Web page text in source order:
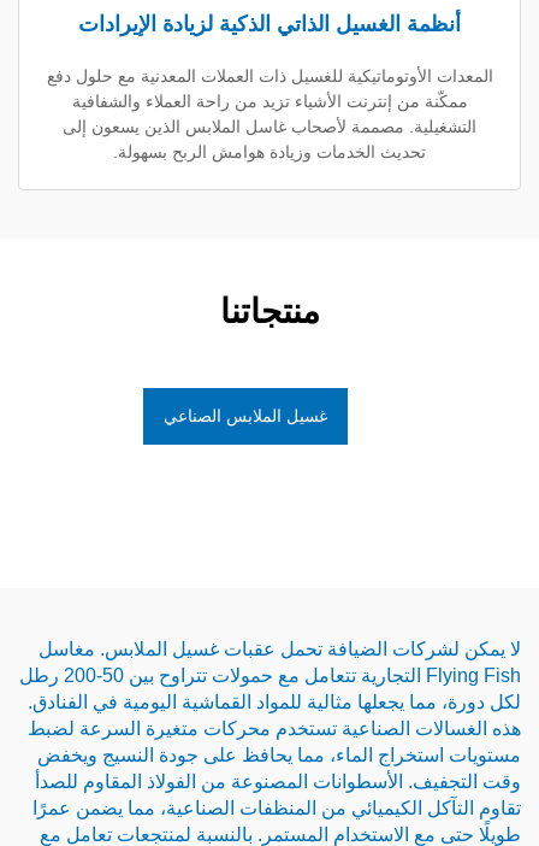
الغسيل الذاتي الذكية لزيادة الإيرادات
للغسيل ذات العملات المعدنية مع حلول دفع
إنترنت الأشياء تزيد من راحة العملاء والشفافية
مصممة لأصحاب غاسل الملابس الذين يسعون إلى
تحديث الخدمات وزيادة هوامش الربح بسهولة.
غسيل الملابس الصناعي
الضيافة تحمل عقبات غسيل الملابس. مغاسل
Flying Fish التجارية تتعامل مع حمولات تتراوح بين 50-200 رطل
يجعلها مثالية للمواد القماشية اليومية في الفنادق.
الصناعية تستخدم محركات متغيرة السرعة لضبط
الماء، مما يحافظ على جودة النسيج ويخفض
الأسطوانات المصنوعة من الفولاذ المقاوم للصدأ
الكيميائي من المنظفات الصناعية، مما يضمن عمرًا
الاستخدام المستمر. بالنسبة لمنتجعات تعامل مع